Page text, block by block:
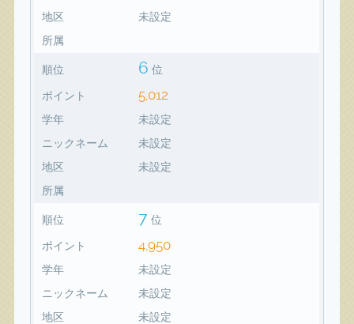
地区
未設定
所属
順位 6 位
ポイント 5,012
学年
未設定
ニックネーム
未設定
地区
未設定
所属
順位 7 位
ポイント 4,950
学年
未設定
ニックネーム
未設定
地区
未設定